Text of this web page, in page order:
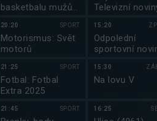
basketbalu mužů
20:20 SPORT
Motorismus: Svět
motorů
21:25 SPORT
Fotbal: Fotbal
Extra 2025
21:45 SPORT
Televizní
15:20
Odpolední
sportovní
15:30
Na lovu V
16:25